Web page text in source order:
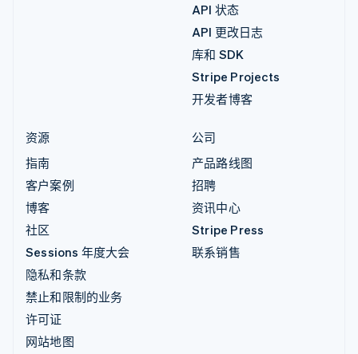
API 状态
API 更改日志
库和 SDK
Stripe Projects
开发者博客
资源
指南
客户案例
博客
社区
Sessions 年度大会
隐私和条款
禁止和限制的业务
许可证
网站地图
公司
产品路线图
招聘
资讯中心
Stripe Press
联系销售